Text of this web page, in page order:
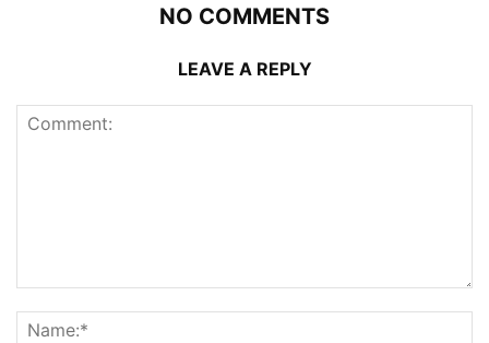
NO COMMENTS
LEAVE A REPLY